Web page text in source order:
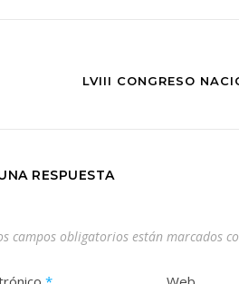
LVIII CONGRESO
RESPUESTA
campos obligatorios están marcados